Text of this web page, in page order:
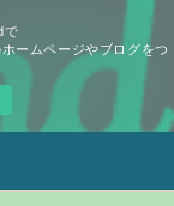
で
ームページやブログをつ